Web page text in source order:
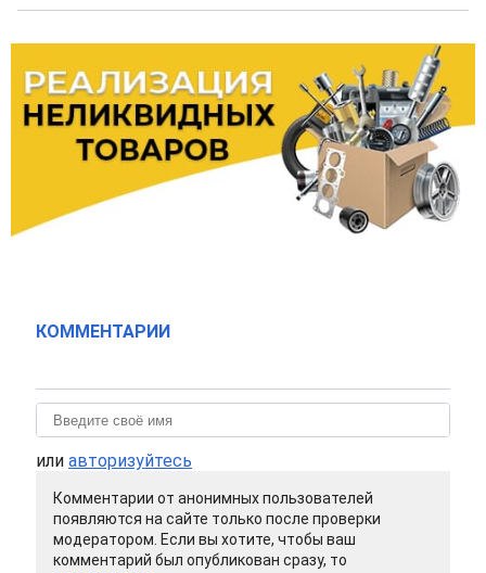
КОММЕНТАРИИ
или авторизуйтесь
Комментарии от анонимных пользователей
появляются на сайте только после проверки
модератором. Если вы хотите, чтобы ваш
комментарий был опубликован сразу, то